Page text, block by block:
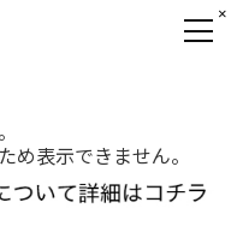
め表示できません。
×